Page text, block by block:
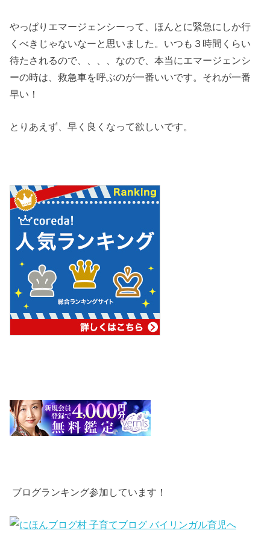
やっぱりエマージェンシーって、ほんとに緊急にしか行
くべきじゃないなーと思いました。いつも３時間くらい
待たされるので、、、、なので、本当にエマージェンシ
ーの時は、救急車を呼ぶのが一番いいです。それが一番
早い！
とりあえず、早く良くなって欲しいです。
ブログランキング参加しています！